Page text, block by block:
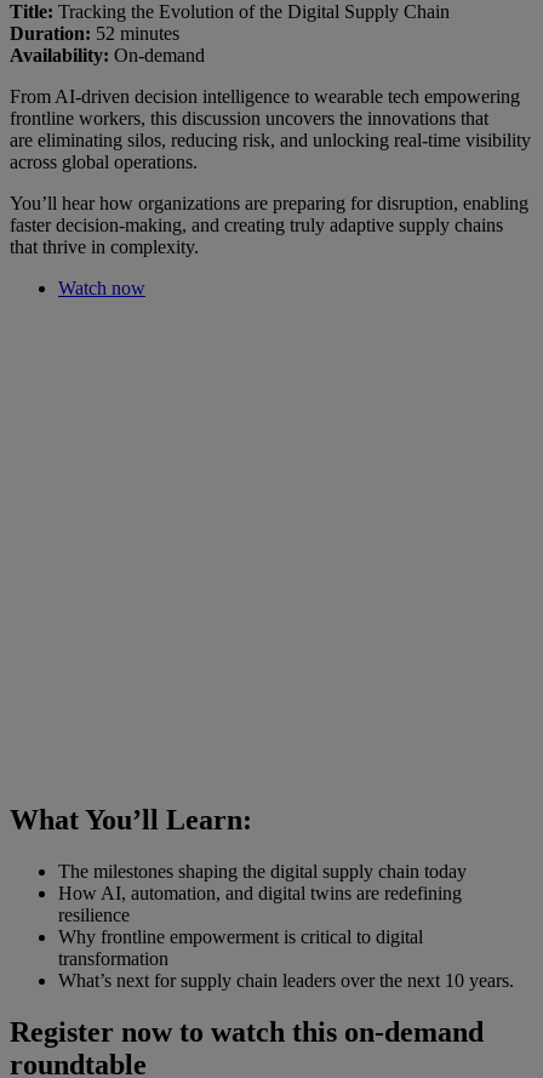
Title: Tracking the Evolution of the Digital Supply Chain
Duration: 52 minutes
Availability: On-demand
From AI-driven decision intelligence to wearable tech empowering
frontline workers, this discussion uncovers the innovations that
are eliminating silos, reducing risk, and unlocking real-time visibility
across global operations.
You’ll hear how organizations are preparing for disruption, enabling
faster decision-making, and creating truly adaptive supply chains
that thrive in complexity.
Watch now
What You’ll Learn:
The milestones shaping the digital supply chain today
How AI, automation, and digital twins are redefining
resilience
Why frontline empowerment is critical to digital
transformation
What’s next for supply chain leaders over the next 10 years.
Register now to watch this on-demand
roundtable